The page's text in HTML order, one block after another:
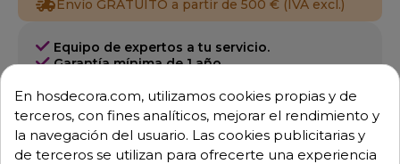
Envío GRATUITO a partir de 500 € (IVA excl.)
Equipo de expertos a tu servicio.
Garantía mínima de 1 año.
Consulta tus dudas con nosotros.
976 25 59 91
info@hosdecora.com
En hosdecora.com, utilizamos cookies propias y de
terceros, con fines analíticos, mejorar el rendimiento y
la navegación del usuario. Las cookies publicitarias y
de terceros se utilizan para ofrecerte una experiencia